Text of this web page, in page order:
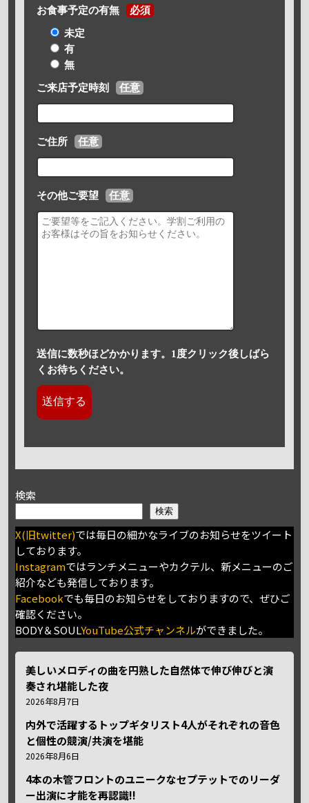
お食事予定の有無 必須
未定
有
無
ご来店予定時刻 任意
ご住所 任意
その他ご要望 任意
送信に数秒ほどかかります。1度クリック後しばら
くお待ちください。
検索
検索
X(旧twitter)では毎日の細かなライブのお知らせをツイート
しております。
Instagramではランチメニューやカクテル、新メニューのご
紹介なども発信しております。
Facebookでも毎日のお知らせをしておりますので、ぜひご
確認ください。
BODY＆SOULYouTube公式チャンネルができました。
美しいメロディの曲を円熟した自然体で伸び伸びと演
奏され堪能した夜
2026年8月7日
内外で活躍するトップギタリスト4人がそれぞれの音色
と個性の競演/共演を堪能
2026年8月6日
4本の木管フロントのユニークなセプテットでのリーダ
ー出演に才能を再認識!!